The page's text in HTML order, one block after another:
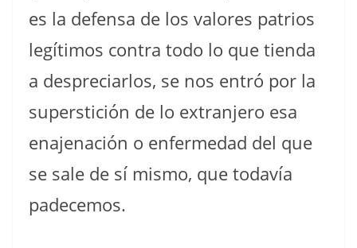
es la defensa de los valores patrios
legítimos contra todo lo que tienda
a despreciarlos, se nos entró por la
superstición de lo extranjero esa
enajenación o enfermedad del que
se sale de sí mismo, que todavía
padecemos.